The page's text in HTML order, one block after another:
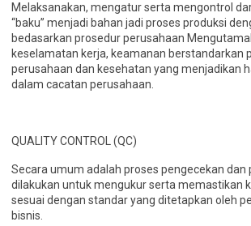
Melaksanakan, mengatur serta mengontrol
“baku” menjadi bahan jadi proses produksi
bedasarkan prosedur perusahaan
keselamatan kerja, keamanan berstandarkan
perusahaan dan kesehatan yang menjadikan
dalam cacatan perusahaan.
QUALITY CONTROL (QC)
Secara umum adalah proses pengecekan dan
dilakukan untuk mengukur serta memastikan
sesuai dengan standar yang ditetapkan oleh
bisnis.